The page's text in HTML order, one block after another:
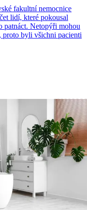
fakultní nemocnice
lidí, které pokousal
patnáct. Netopýři mohou
proto byli všichni pacienti